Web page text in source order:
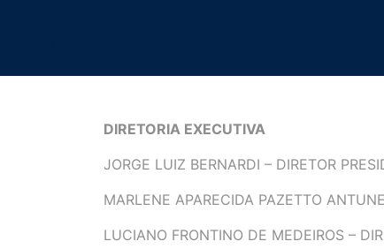
DIRETORIA EXECUTIVA
JORGE LUIZ BERNARDI – DIRETOR
MARLENE APARECIDA PAZETTO
LUCIANO FRONTINO DE MEDEIROS –